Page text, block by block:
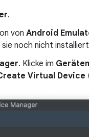
.
von Android
noch nicht
. Klicke im
Virtual Device